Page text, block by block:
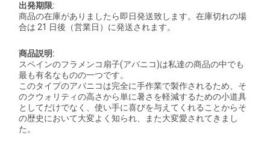
出発期限:
商品の在庫がありましたら即日発送致します。在庫切れの場
合は 21 日後（営業日）に発送されます。
商品説明:
スペインのフラメンコ扇子(アバニコ)は私達の商品の中でも
最も有名なものの一つです。
このタイプのアバニコは完全に手作業で製作されるため、そ
のクウォリティの高さから単に暑さを軽減するための小道具
としてだけでなく、使い手に喜びを与えてくれることからそ
の歴史において大変よく知られ、また大変愛されてきまし
た。